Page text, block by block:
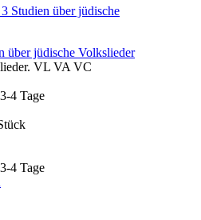
über jüdische Volkslieder
VL VA VC
4 Tage
4 Tage